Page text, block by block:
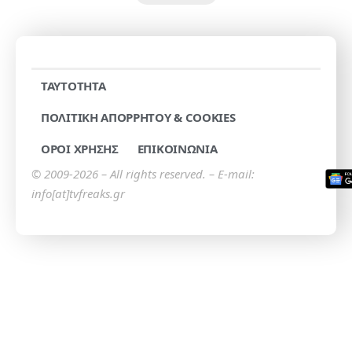
TAYTOTHTA
ΠΟΛΙΤΙΚΗ ΑΠΟΡΡΗΤΟΥ & COOKIES
ΟΡΟΙ ΧΡΗΣΗΣ
ΕΠΙΚΟΙΝΩΝΙΑ
© 2009-2026 – All rights reserved. – E-mail:
info[at]tvfreaks.gr